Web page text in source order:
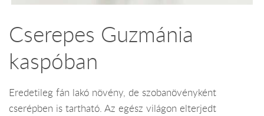
Cserepes Guzmánia
kaspóban
Eredetileg fán lakó növény, de szobanövényként
cserépben is tartható. Az egész világon elterjedt